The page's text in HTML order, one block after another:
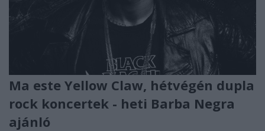
Ma este Yellow Claw, hétvégén dupla
rock koncertek - heti Barba Negra
ajánló